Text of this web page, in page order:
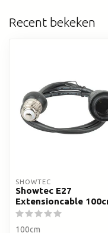
Recent bekeken
SHOWTEC
Showtec E27
Extensioncable
100cm